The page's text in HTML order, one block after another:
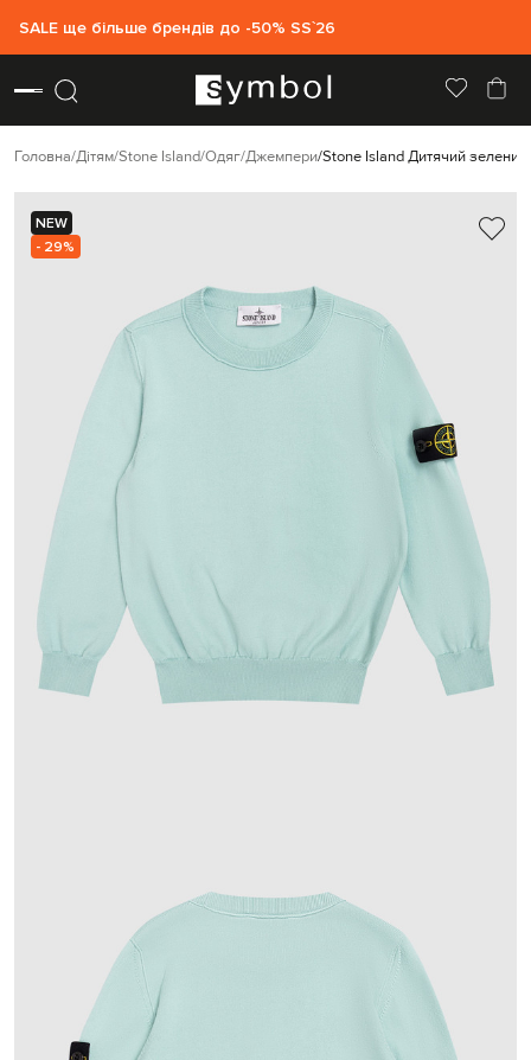
SALE ще більше брендів до -50% SS`26
Головна Дітям Stone Island Одяг Джемпери Stone Island Дитячий
NEW
- 29%